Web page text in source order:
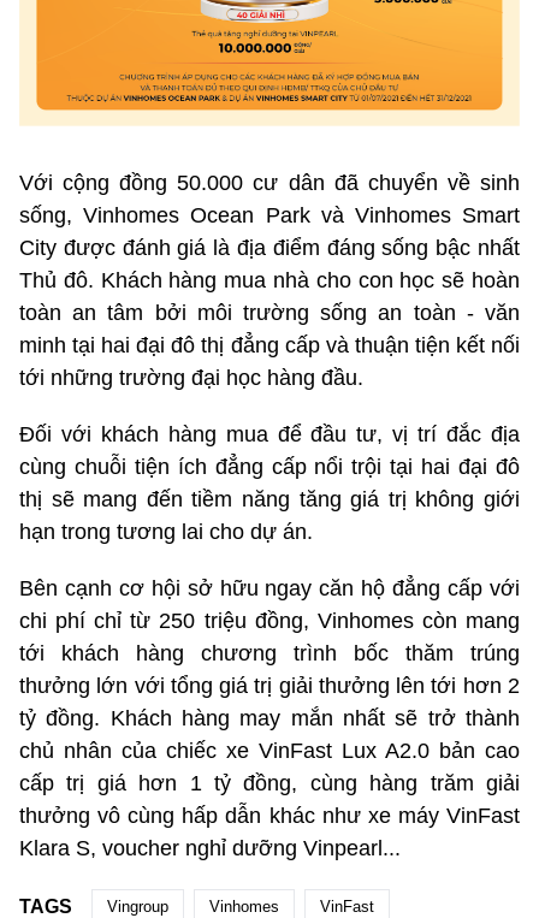
Với cộng đồng 50.000 cư dân đã chuyển về sinh
sống, Vinhomes Ocean Park và Vinhomes Smart
City được đánh giá là địa điểm đáng sống bậc nhất
Thủ đô. Khách hàng mua nhà cho con học sẽ hoàn
toàn an tâm bởi môi trường sống an toàn - văn
minh tại hai đại đô thị đẳng cấp và thuận tiện kết nối
tới những trường đại học hàng đầu.
Đối với khách hàng mua để đầu tư, vị trí đắc địa
cùng chuỗi tiện ích đẳng cấp nổi trội tại hai đại đô
thị sẽ mang đến tiềm năng tăng giá trị không giới
hạn trong tương lai cho dự án.
Bên cạnh cơ hội sở hữu ngay căn hộ đẳng cấp với
chi phí chỉ từ 250 triệu đồng, Vinhomes còn mang
tới khách hàng chương trình bốc thăm trúng
thưởng lớn với tổng giá trị giải thưởng lên tới hơn 2
tỷ đồng. Khách hàng may mắn nhất sẽ trở thành
chủ nhân của chiếc xe VinFast Lux A2.0 bản cao
cấp trị giá hơn 1 tỷ đồng, cùng hàng trăm giải
thưởng vô cùng hấp dẫn khác như xe máy VinFast
Klara S, voucher nghỉ dưỡng Vinpearl...
TAGS Vingroup Vinhomes VinFast